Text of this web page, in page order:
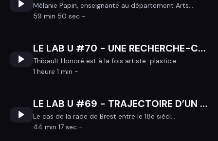
Mélanie Papin, enseignante au département Arts...
59 min 50 sec -
LE LAB U #70 - UNE RECHERCHE-CREATION EN ARTS PLASTIQUES SUR LA NOTION DE CATASTROPHE NATURELLE AU JAPON
Thibault Honoré est à la fois artiste-plasticie...
1 heure 1 min -
LE LAB U #69 - TRAJECTOIRE D’UN SOCIO-ECOSYSTEME A L’INTERFACE TERRE-MER
Le cas de la rade de Brest entre le 18e siècl...
44 min 17 sec -